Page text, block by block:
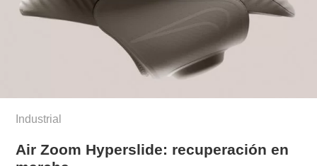
Industrial
Air Zoom Hyperslide: recuperación en